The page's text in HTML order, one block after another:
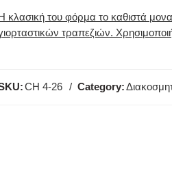
Η κλασική του φόρμα το καθιστά
τραπεζιών.
CH 4-26 Category: